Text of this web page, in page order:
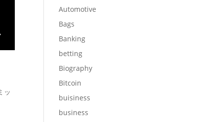
ッ
Automotive
Bags
Banking
betting
Biography
Bitcoin
buisiness
business